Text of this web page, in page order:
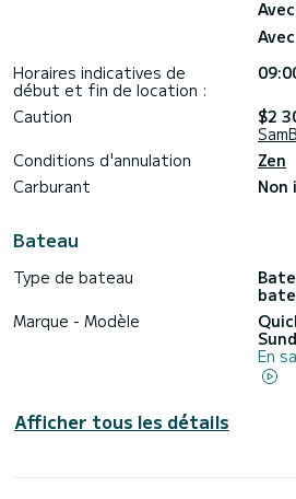
Horaires indicatives de
début et fin de location :
Caution
$2
Conditions d'annulation
Zen
Carburant
Non
Bateau
Type de bateau
Marque - Modèle
En
Afficher tous les détails